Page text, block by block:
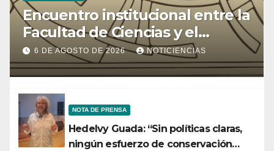
Encuentro institucional entre la
Facultad de Ciencias y el
Ministerio de Ciencia y
Tecnología
6 DE AGOSTO DE 2026 NOTICIENCIAS
NOTA DE PRENSA
Hedelvy Guada: “Sin políticas claras,
ningún esfuerzo de conservación